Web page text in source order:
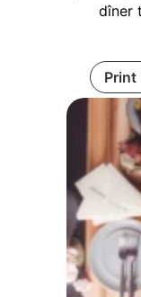
dîner
Print